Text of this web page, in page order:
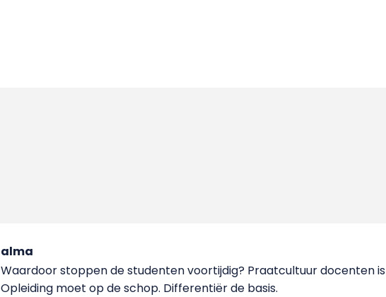
alma
Waardoor stoppen de studenten voortijdig? Praatcultuur docenten
Opleiding moet op de schop. Differentiër de basis.